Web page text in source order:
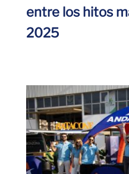
entre los hitos
2025